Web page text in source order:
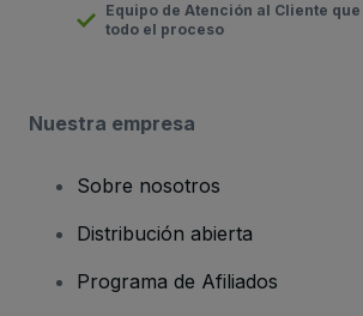
Equipo de Atención al Cliente
todo el proceso
Nuestra empresa
Sobre nosotros
Distribución abierta
Programa de Afiliados